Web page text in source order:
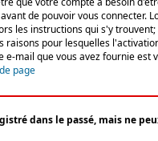
de pouvoir vous connecter.
les instructions qui s'y
raisons pour lesquelles
e-mail que vous avez fournie
page
dans le passé, mais ne